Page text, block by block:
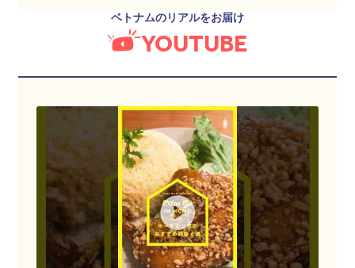
ベトナムのリアルをお届け
YOUTUBE